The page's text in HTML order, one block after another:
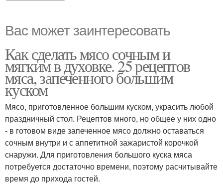
Вас может заинтересовать
Как сделать мясо сочным и
мягким в духовке. 25 рецептов
мяса, запеченного большим
куском
Мясо, приготовленное большим куском, украсить любой
праздничный стол. Рецептов много, но общее у них одно
- в готовом виде запеченное мясо должно оставаться
сочным внутри и с аппетитной зажаристой корочкой
снаружи. Для приготовления большого куска мяса
потребуется достаточно времени, поэтому расчитывайте
время до прихода гостей.